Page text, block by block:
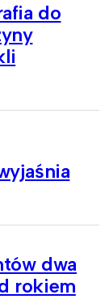
do
dwa
rokiem